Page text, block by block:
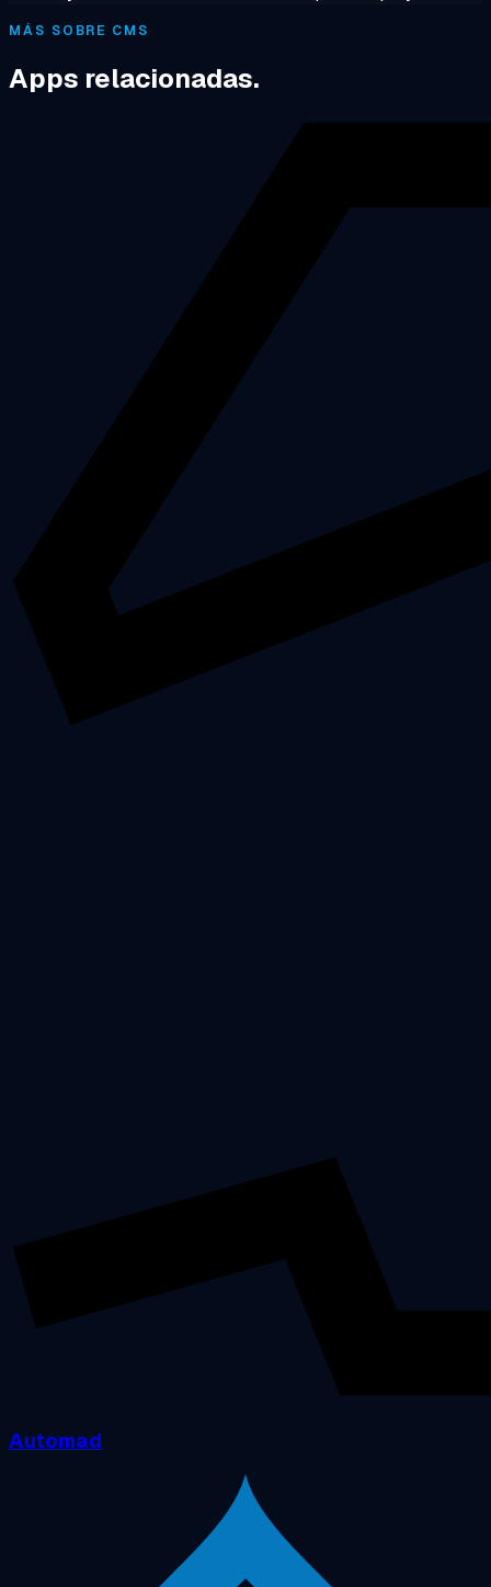
MÁS SOBRE CMS
Apps relacionadas.
Automad